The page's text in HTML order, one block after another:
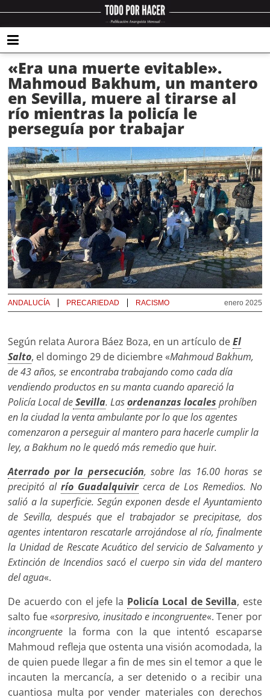
«Era una muerte evitable».
Mahmoud Bakhum, un mantero
en Sevilla, muere al tirarse al
río mientras la policía le
perseguía por trabajar
enero 2025
ANDALUCÍA PRECARIEDAD RACISMO
Según relata Aurora Báez Boza, en un artículo deEl
Salto, el domingo 29 de diciembre «Mahmoud Bakhum,
de 43 años, se encontraba trabajando como cada día
vendiendo productos en su manta cuando apareció la
Policía Local deSevilla. Lasordenanzas locales prohíben
en la ciudad la venta ambulante por lo que los agentes
comenzaron a perseguir al mantero para hacerle cumplir la
ley, a Bakhum no le quedó más remedio que huir.
Aterrado por la persecución, sobre las 16.00 horas se
precipitó alrío Guadalquivircerca de Los Remedios. No
salió a la superficie. Según exponen desde el Ayuntamiento
de Sevilla, después que el trabajador se precipitase, dos
agentes intentaron rescatarle arrojándose al río, finalmente
la Unidad de Rescate Acuático del servicio de Salvamento y
Extinción de Incendios sacó el cuerpo sin vida del mantero
del agua«.
De acuerdo con el jefe la Policía Local de Sevilla, este
salto fue «sorpresivo, inusitado e incongruente«. Tener por
incongruente la forma con la que intentó escaparse
Mahmoud refleja que ostenta una visión acomodada, la
de quien puede llegar a fin de mes sin el temor a que le
incauten la mercancía, a ser detenido o a recibir una
cuantiosa multa por vender materiales con derechos